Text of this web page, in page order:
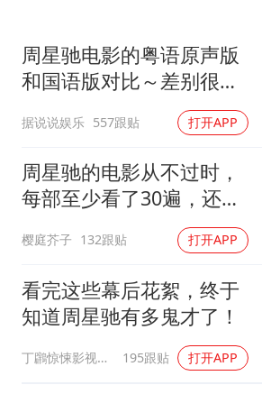
董璇小酒窝朵
周星驰电影的粤语原声版
和国语版对比～差别很
大！讲粤语的星爷才是他
自己！
据说说娱乐 557跟贴 打开APP
周星驰的电影从不过时，
每部至少看了30遍，还是
樱庭芥子 132跟贴 打开APP
看完这些幕后花絮，终于
知道周星驰有多鬼才了！
丁鸊惊悚影视解说 195跟贴 打开APP